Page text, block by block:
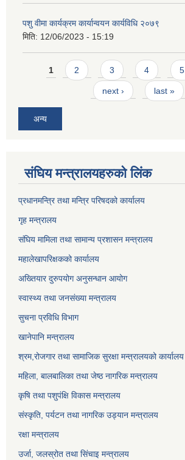
पशु वीमा कार्यक्रम कार्यान्वयन कार्यविधि २०७९
मिति: 12/06/2023 - 15:19
Pages
1 2 3 4 5
next › last »
अन्य
संघिय मन्त्र‍ालयहरुको लिंक
प्रधानमन्त्रि तथा मन्त्रि परिषदको कार्यालय
गृह मन्त्रालय
संघिय मामिला तथा सामान्य प्रशासन मन्त्रालय
महालेखापरिक्षकको कार्यालय
अख्तियार दुरुपयोग अनुसन्धान आयोग
स्वास्थ्य तथा जनसंख्या मन्त्रालय
सुचना प्रविधि विभाग
खानेपानि मन्त्रालय
श्रम,रोजगार तथा सामाजिक सुरक्षा मन्त्रालयको कार्यालय
महिला, बालबालिका तथा जेष्ठ नागरिक मन्त्रालय
कृषि तथा पशुपंक्षि विकास मन्त्रालय
संस्कृति, पर्यटन तथा नागरिक उड्‍यान मन्त्रालय
रक्षा मन्त्रालय
उर्जा, जलस्रोत तथा सिंचाइ मन्त्रालय